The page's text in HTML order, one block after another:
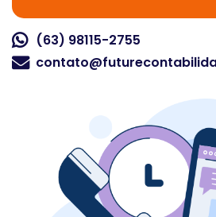
(63) 98115-2755